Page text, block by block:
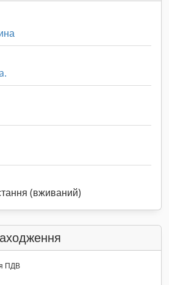
(вживаний)
ПДВ